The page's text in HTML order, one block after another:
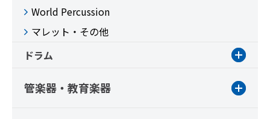
World Percussion
マレット・その他
ドラム
管楽器・教育楽器